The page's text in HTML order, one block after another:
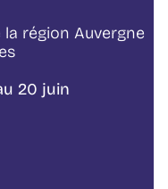
région Auvergne
20 juin